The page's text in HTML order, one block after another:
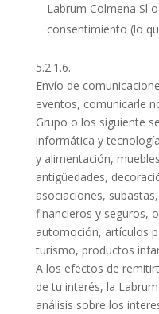
Labrum Colmena Sl
consentimiento (lo
5.2.1.6.
Envío de
eventos, comunicarle
Grupo o los siguiente
informática y
y alimentación,
antigüedades,
asociaciones,
financieros y seguros,
automoción, artículos
turismo, productos
A los efectos de
de tu interés, la
análisis sobre los